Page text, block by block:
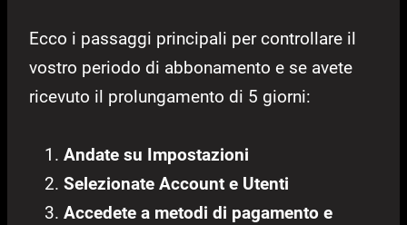
Ecco i passaggi principali per controllare il
vostro periodo di abbonamento e se avete
ricevuto il prolungamento di 5 giorni:
Andate su Impostazioni
Selezionate Account e Utenti
Accedete a metodi di pagamento e